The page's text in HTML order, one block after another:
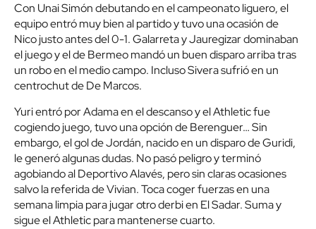
Con Unai Simón debutando en el campeonato liguero, el
equipo entró muy bien al partido y tuvo una ocasión de
Nico justo antes del 0-1. Galarreta y Jauregizar dominaban
el juego y el de Bermeo mandó un buen disparo arriba tras
un robo en el medio campo. Incluso Sivera sufrió en un
centrochut de De Marcos.
Yuri entró por Adama en el descanso y el Athletic fue
cogiendo juego, tuvo una opción de Berenguer… Sin
embargo, el gol de Jordán, nacido en un disparo de Guridi,
le generó algunas dudas. No pasó peligro y terminó
agobiando al Deportivo Alavés, pero sin claras ocasiones
salvo la referida de Vivian. Toca coger fuerzas en una
semana limpia para jugar otro derbi en El Sadar. Suma y
sigue el Athletic para mantenerse cuarto.